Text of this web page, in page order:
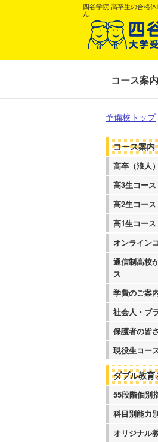
四谷学院 高卒生の合格
ん
コース案内
予備校トップ
コース案内
高卒（浪人
高3生コース
高2生コース
高1生コース
オンライン
通信制高校
ス
学費のご案
社会人・ブ
保護者の皆
現役生コー
ダブル教育
55段階個別
科目別能力
オリジナル